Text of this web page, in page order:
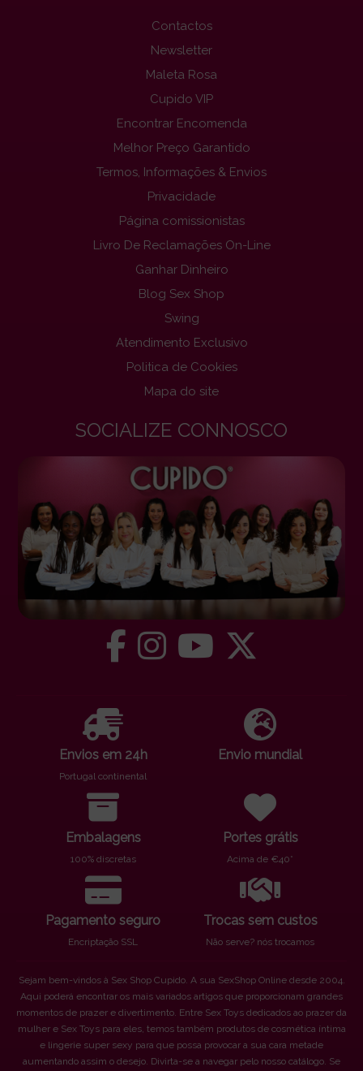
Contactos
Newsletter
Maleta Rosa
Cupido VIP
Encontrar Encomenda
Melhor Preço Garantido
Termos, Informações & Envios
Privacidade
Página comissionistas
Livro De Reclamações On-Line
Ganhar Dinheiro
Blog Sex Shop
Swing
Atendimento Exclusivo
Politica de Cookies
Mapa do site
SOCIALIZE CONNOSCO
Envios em 24h
Portugal continental
Envio mundial
Embalagens
100% discretas
Portes grátis
Acima de €40*
Pagamento seguro
Encriptação SSL
Trocas sem custos
Não serve? nós trocamos
Sejam bem-vindos à Sex Shop Cupido. A sua SexShop Online desde 2004.
Aqui poderá encontrar os mais variados artigos que proporcionam grandes
momentos de prazer e divertimento. Entre Sex Toys dedicados ao prazer da
mulher e Sex Toys para eles, temos também produtos de cosmética íntima
e lingerie super sexy para que possa provocar a sua cara metade
aumentando assim o desejo. Divirta-se a navegar pelo nosso catálogo. Se